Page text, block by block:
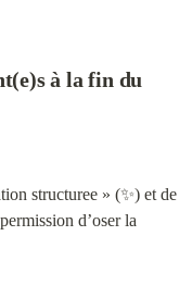
à la fin du
structuree » (✨) et de
d’oser la